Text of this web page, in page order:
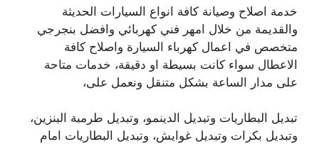
خدمة اصلاح وصيانة كافة انواع السيارات الحديثة
والقديمة من خلال امهر فني كهربائي وافضل بنجرجي
متخصص في اعمال كهرباء السيارة واصلاح كافة
الاعطال سواء كانت بسيطة او دقيقة، خدمات متاحة
على مدار الساعة بشكل متنقل ونعمل على،
تبديل البطاريات وتبديل الدينمو، وتبديل طرمبة البنزين،
وتبديل بكرات وتبديل غوايش، وتبديل البطاريات امام